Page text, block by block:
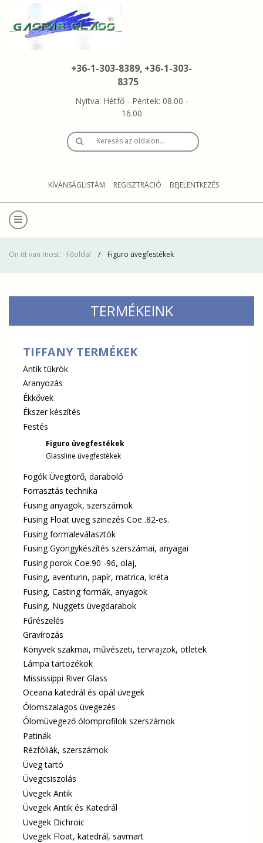
+36-1-303-8389, +36-1-303-
8375
Nyitva: Hétfő - Péntek: 08.00 -
16.00
Keresés az oldalon…
KÍVÁNSÁGLISTÁM REGISZTRÁCIÓ BEJELENTKEZÉS
Ön itt van most: Főoldal Figuro üvegfestékek
TERMÉKEINK
TIFFANY TERMÉKEK
Antik tükrök
Aranyozás
Ékkővek
Ékszer készítés
Festés
Figuro üvegfestékek
Glassline üvegfestékek
Fogók Üvegtörő, daraboló
Forrasztás technika
Fusing anyagok, szerszámok
Fusing Float üveg szinezés Coe .82-es.
Fusing formaleválasztók
Fusing Gyöngykészítés szerszámai, anyagai
Fusing porok Coe.90 -96, olaj,
Fusing, aventurin, papír, matrica, kréta
Fusing, Casting formák, anyagok
Fusing, Nuggets üvegdarabok
Fűrészelés
Gravírozás
Könyvek szakmai, művészeti, tervrajzok, ötletek
Lámpa tartozékok
Mississippi River Glass
Oceana katedrál és opál üvegek
Ólomszalagos üvegezés
Ólomüvegező ólomprofilok szerszámok
Patinák
Rézfóliák, szerszámok
Üveg tartó
Üvegcsiszolás
Üvegek Antik
Üvegek Antik és Katedrál
Üvegek Dichroic
Üvegek Float, katedrál, savmart